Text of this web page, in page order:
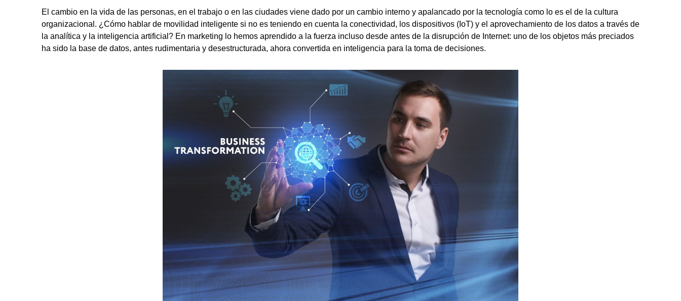
El cambio en la vida de las personas, en el trabajo o en las ciudades viene dado por un cambio interno y apalancado por la tecnología como lo es el de la cultura
organizacional. ¿Cómo hablar de movilidad inteligente si no es teniendo en cuenta la conectividad, los dispositivos (IoT) y el aprovechamiento de los datos a través de
la analítica y la inteligencia artificial? En marketing lo hemos aprendido a la fuerza incluso desde antes de la disrupción de Internet: uno de los objetos más preciados
ha sido la base de datos, antes rudimentaria y desestructurada, ahora convertida en inteligencia para la toma de decisiones.